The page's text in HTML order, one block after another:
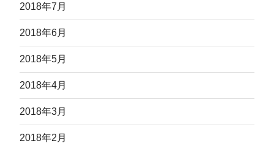
2018年7月
2018年6月
2018年5月
2018年4月
2018年3月
2018年2月